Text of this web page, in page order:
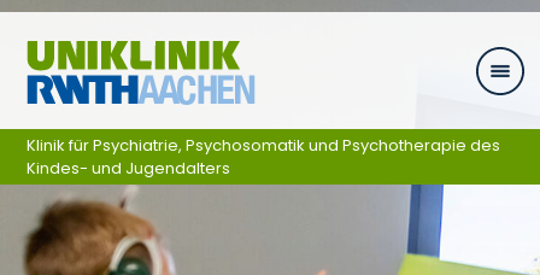
Skip navigation
Klinik für Psychiatrie, Psychosomatik und Psychotherapie des
Kindes- und Jugendalters